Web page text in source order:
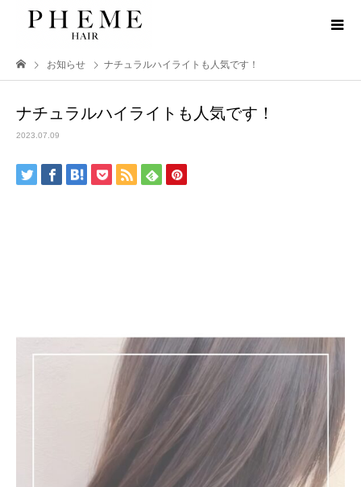
お知らせ ナチュラルハイライトも人気です！
ナチュラルハイライトも人気です！
2023.07.09